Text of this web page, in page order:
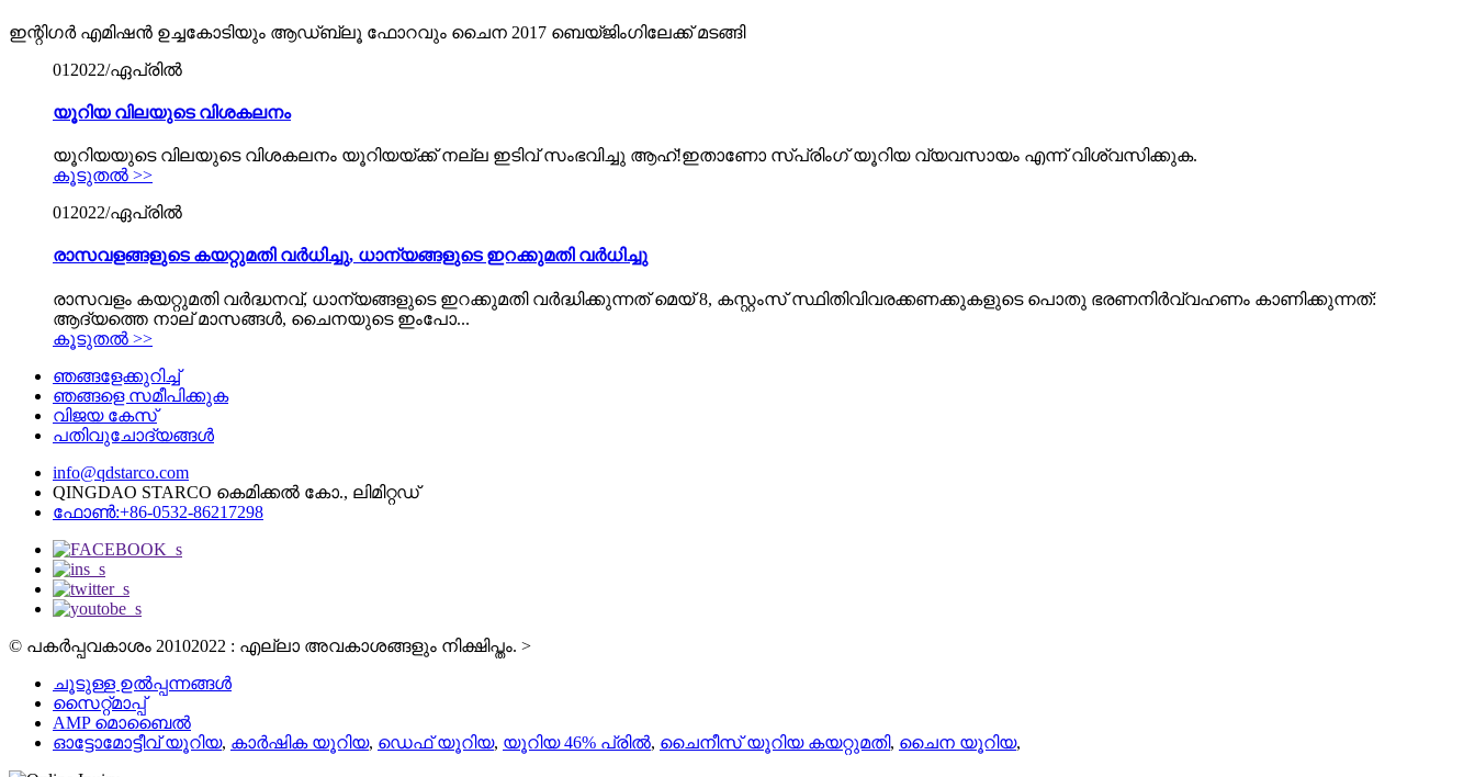
ഇന്റിഗർ എമിഷൻ ഉച്ചകോടിയും ആഡ്ബ്ലൂ ഫോറവും ചൈന 2017 ബെയ്ജിംഗിലേക്ക് മടങ്ങി
01 2022/ഏപ്രിൽ
യൂറിയ വിലയുടെ വിശകലനം
യൂറിയയുടെ വിലയുടെ വിശകലനം യൂറിയയ്ക്ക് നല്ല ഇടിവ് സംഭവിച്ചു ആഹ്!ഇതാണോ സ്പ്രിംഗ് യൂറിയ വ്യവസായം എന്ന് വിശ്വസിക്കുക.
കൂടുതൽ >>
01 2022/ഏപ്രിൽ
രാസവളങ്ങളുടെ കയറ്റുമതി വർധിച്ചു, ധാന്യങ്ങളുടെ ഇറക്കുമതി വർധിച്ചു
രാസവളം കയറ്റുമതി വർദ്ധനവ്, ധാന്യങ്ങളുടെ ഇറക്കുമതി വർദ്ധിക്കുന്നത് മെയ് 8, കസ്റ്റംസ് സ്ഥിതിവിവരക്കണക്കുകളുടെ പൊതു ഭരണനിർവ്വഹണം കാണിക്കുന്നത്:
ആദ്യത്തെ നാല് മാസങ്ങൾ, ചൈനയുടെ ഇംപോ...
കൂടുതൽ >>
ഞങ്ങളേക്കുറിച്ച്
ഞങ്ങളെ സമീപിക്കുക
വിജയ കേസ്
പതിവുചോദ്യങ്ങൾ
info@qdstarco.com
QINGDAO STARCO കെമിക്കൽ കോ., ലിമിറ്റഡ്
ഫോൺ:+86-0532-86217298
© പകർപ്പവകാശം 20102022 : എല്ലാ അവകാശങ്ങളും നിക്ഷിപ്തം. >
ചൂടുള്ള ഉൽപ്പന്നങ്ങൾ
സൈറ്റ്മാപ്പ്
AMP മൊബൈൽ
ഓട്ടോമോട്ടീവ് യൂറിയ, കാർഷിക യൂറിയ, ഡെഫ് യൂറിയ, യൂറിയ 46% പ്രിൽ, ചൈനീസ് യൂറിയ കയറ്റുമതി, ചൈന യൂറിയ,